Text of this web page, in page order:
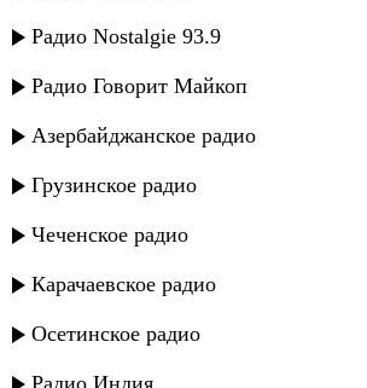
Радио Nostalgie 93.9
Радио Говорит Майкоп
Азербайджанское радио
Грузинское радио
Чеченское радио
Карачаевское радио
Осетинское радио
Радио Индия
Руслан Камалов - А я люблю тебя
Руслан Гасанов - Подари
Руслан Яриков и Лина Ярикова